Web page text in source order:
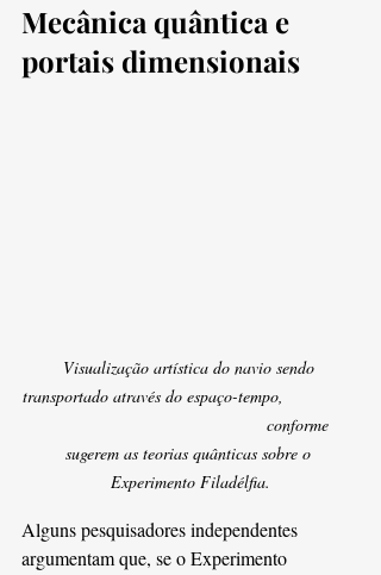
Mecânica quântica e
portais dimensionais
Visualização artística do navio sendo
transportado através do espaço-tempo,
                                              conforme
sugerem as teorias quânticas sobre o
Experimento Filadélfia.
Alguns pesquisadores independentes
argumentam que, se o Experimento